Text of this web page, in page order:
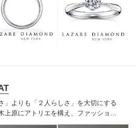
ンリーの輝きを幸せの象徴として、い
に着けていただくことです。
」よりも「２人らしさ」を大切にする
上原にアトリエを構え、ファッション
な結婚・婚約指輪を作っています。特